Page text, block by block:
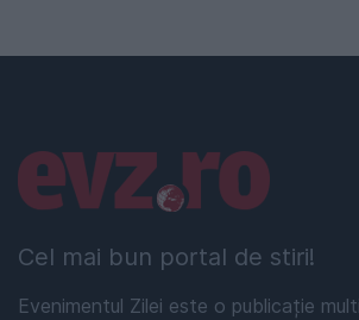
Cel mai bun portal de stiri!
Evenimentul Zilei este o publicație
Linkuri utile